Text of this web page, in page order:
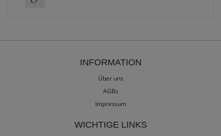
INFORMATION
Über uns
AGBs
Impressum
WICHTIGE LINKS